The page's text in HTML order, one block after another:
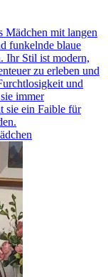
Mädchen mit langen
funkelnde blaue
Ihr Stil ist modern,
zu erleben und
und
immer
sie ein Faible für